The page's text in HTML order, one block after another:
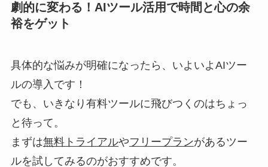
劇的に変わる！AIツール活用で時間と心の余
裕をゲット
具体的な悩みが明確になったら、いよいよAIツー
ルの導入です！
でも、いきなり有料ツールに飛びつくのはちょっ
と待って。
まずは無料トライアルやフリープランがあるツー
ルを試してみるのがおすすめです。